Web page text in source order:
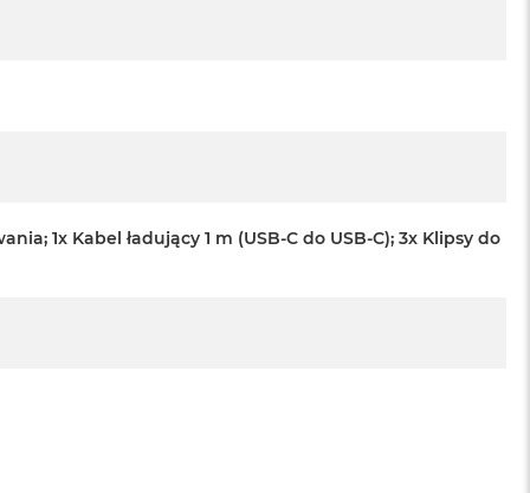
1x Kabel ładujący 1 m (USB-C do USB-C); 3x Klipsy do